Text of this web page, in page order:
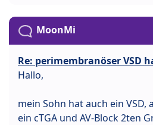
MoonMi
Re: perimembranöser VSD
Hallo,
mein Sohn hat auch ein VSD,
ein cTGA und AV-Block 2ten